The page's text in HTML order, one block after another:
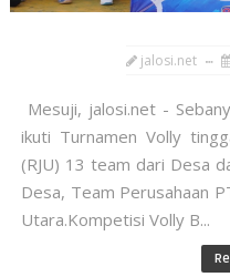
jalosi.net
Mesuji, jalosi.net -
ikuti Turnamen Volly
(RJU) 13 team dari Desa
Desa, Team Perusahaan
Utara.Kompetisi Volly B...